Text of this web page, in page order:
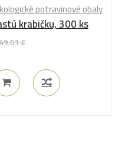
potravinové obaly
krabičku, 300 ks
€